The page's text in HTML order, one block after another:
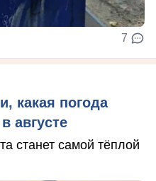
7
какая погода
августе
станет самой тёплой